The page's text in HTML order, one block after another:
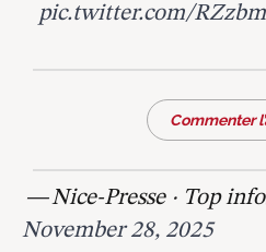
pic.twitter.com/
Commenter
— Nice-Presse · Top
November 28, 2025